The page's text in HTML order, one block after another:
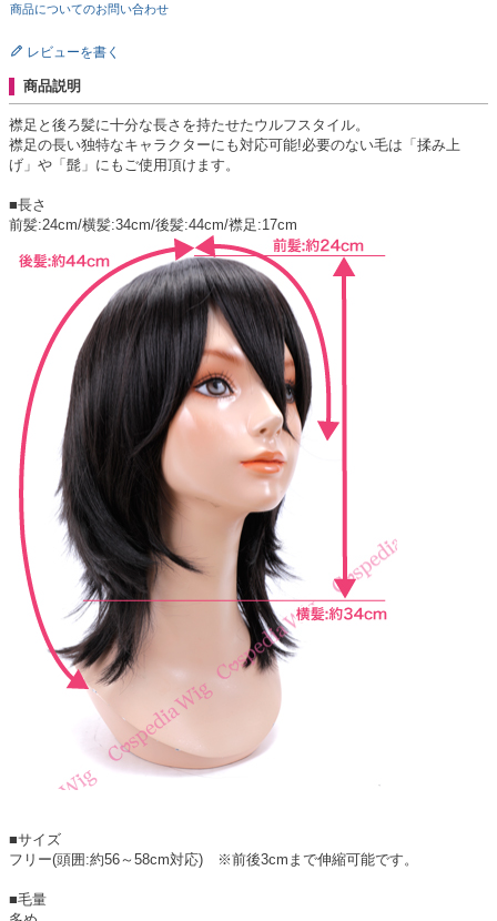
商品についてのお問い合わせ
レビューを書く
商品説明
襟足と後ろ髪に十分な長さを持たせたウルフスタイル。
襟足の長い独特なキャラクターにも対応可能!必要のない毛は「揉み上
げ」や「髭」にもご使用頂けます。
■長さ
前髪:24cm/横髪:34cm/後髪:44cm/襟足:17cm
■サイズ
フリー(頭囲:約56～58cm対応) ※前後3cmまで伸縮可能です。
■毛量